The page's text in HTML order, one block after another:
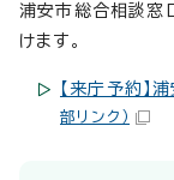
浦安市総合相談窓
けます。
【来庁予約】
部リンク）